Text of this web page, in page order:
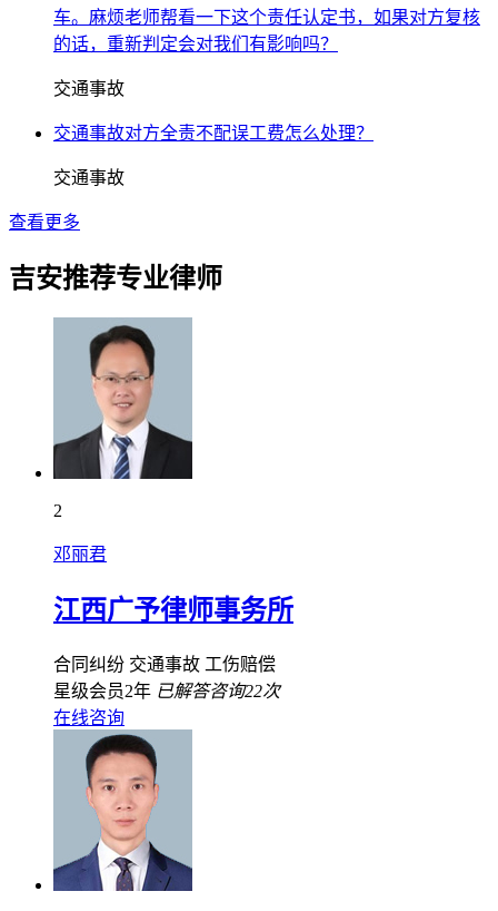
车。麻烦老师帮看一下这个责任认定书，如果对方复核
的话，重新判定会对我们有影响吗？
交通事故
交通事故对方全责不配误工费怎么处理？
交通事故
查看更多
吉安推荐专业律师
2
邓丽君
江西广予律师事务所
合同纠纷 交通事故 工伤赔偿
星级会员2年 已解答咨询22次
在线咨询